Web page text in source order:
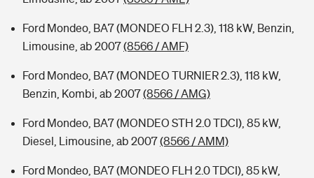
Ford Mondeo, BA7 (MONDEO FLH 2.3), 118 kW, Benzin,
Limousine, ab 2007(8566 / AMF)
Ford Mondeo, BA7 (MONDEO TURNIER 2.3), 118 kW,
Benzin, Kombi, ab 2007(8566 / AMG)
Ford Mondeo, BA7 (MONDEO STH 2.0 TDCI), 85 kW,
Diesel, Limousine, ab 2007(8566 / AMM)
Ford Mondeo, BA7 (MONDEO FLH 2.0 TDCI), 85 kW,